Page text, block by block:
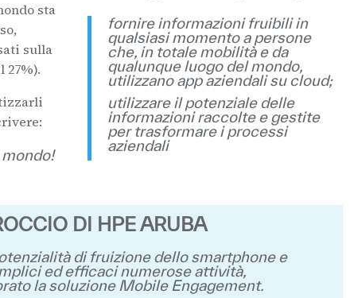
sta
sulla
27%).
fornire informazioni fruibili in
qualsiasi momento a persone
che, in totale mobilità e da
qualunque luogo del mondo,
utilizzano app aziendali su cloud;
utilizzare il potenziale delle
informazioni raccolte e gestite
per trasformare i processi
aziendali
DI HPE ARUBA
di fruizione dello smartphone e
ed efficaci numerose attività,
la soluzione Mobile Engagement.